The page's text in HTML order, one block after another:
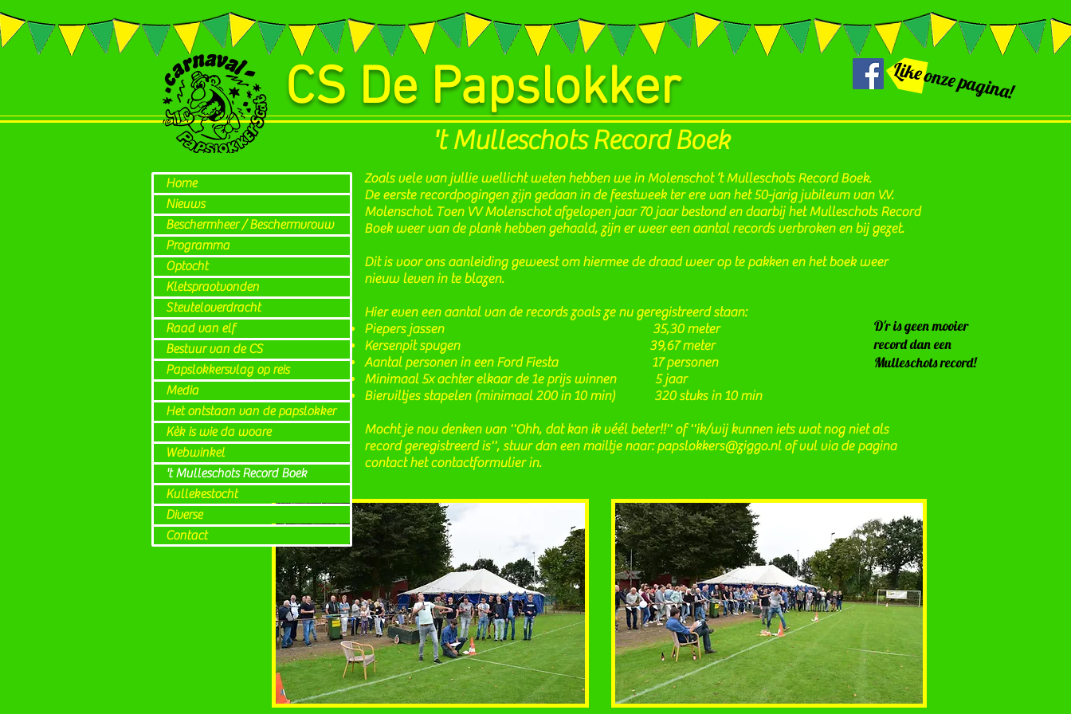
CS De Papslokker
't Mulleschots Record Boek
Zoals vele van jullie wellicht weten hebben we in Molenschot ’t Mulleschots Record Boek.
De eerste recordpogingen zijn gedaan in de feestweek ter ere van het 50-jarig jubileum van V.V.
Molenschot. Toen VV Molenschot afgelopen jaar 70 jaar bestond en daarbij het Mulleschots Record
Boek weer van de plank hebben gehaald, zijn er weer een aantal records verbroken en bij gezet.
Dit is voor ons aanleiding geweest om hiermee de draad weer op te pakken en het boek weer
nieuw leven in te blazen.
Hier even een aantal van de records zoals ze nu geregistreerd staan:
Piepers jassen 35,30 meter
Kersenpit spugen 39,67 meter
Aantal personen in een Ford Fiesta 17 personen
Minimaal 5x achter elkaar de 1e prijs winnen 5 jaar
Bierviltjes stapelen (minimaal 200 in 10 min) 320 stuks in 10 min
Mocht je nou denken van ''Ohh, dat kan ik véél beter!!'' of ''ik/wij kunnen iets wat nog niet als
record geregistreerd is'', stuur dan een mailtje naar:papslokkers@ziggo.nlof vul via de pagina
contact het contactformulier in.
D'r is geen mooier
record dan een
Mulleschots record!
Home
Nieuws
Beschermheer / Beschermvrouw
Programma
Optocht
Kletspraotvonden
Steuteloverdracht
Raad van elf
Bestuur van de CS
Papslokkersvlag op reis
Media
Het ontstaan van de papslokker
Kèk is wie da woare
Webwinkel
't Mulleschots Record Boek
Kullekestocht
Diverse
Contact
Like onze pagina!